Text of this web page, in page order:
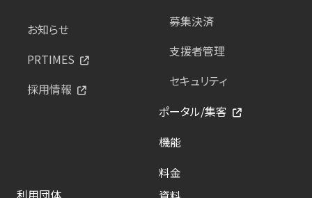
お知らせ
PRTIMES
採用情報
募集決済
支援者管理
セキュリティ
ポータル/集客
機能
料金
利用団体